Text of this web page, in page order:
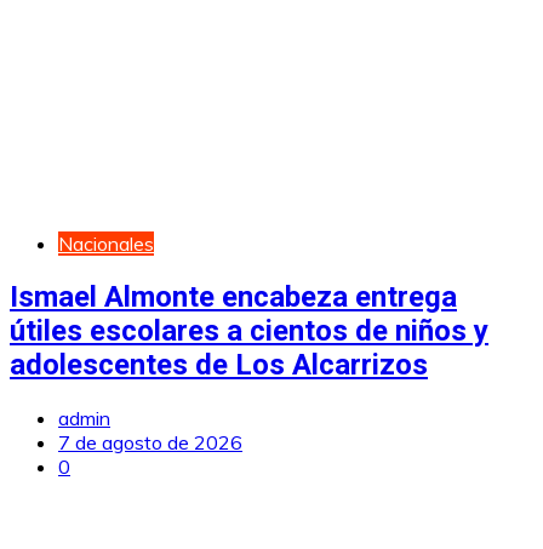
Nacionales
Ismael Almonte encabeza entrega
útiles escolares a cientos de niños y
adolescentes de Los Alcarrizos
admin
7 de agosto de 2026
0